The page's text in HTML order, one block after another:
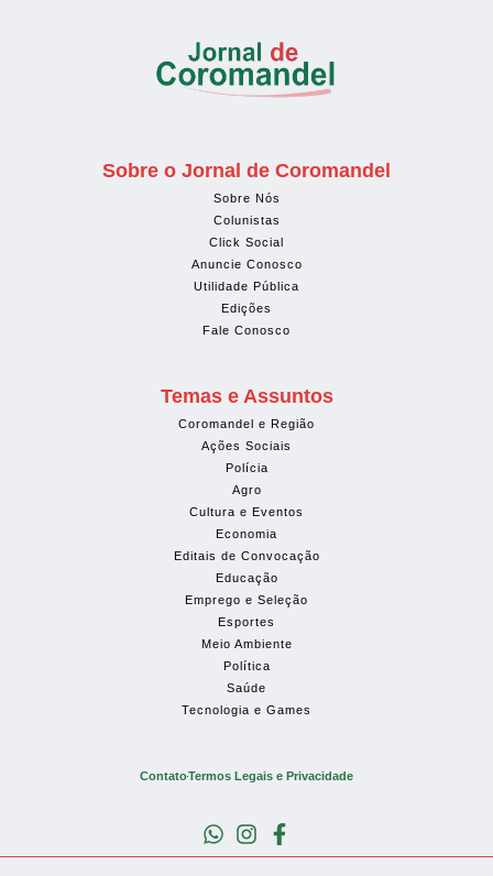
Sobre o Jornal de Coromandel
Sobre Nós
Colunistas
Click Social
Anuncie Conosco
Utilidade Pública
Edições
Fale Conosco
Temas e Assuntos
Coromandel e Região
Ações Sociais
Polícia
Agro
Cultura e Eventos
Economia
Editais de Convocação
Educação
Emprego e Seleção
Esportes
Meio Ambiente
Política
Saúde
Tecnologia e Games
ContatoTermos Legais e Privacidade